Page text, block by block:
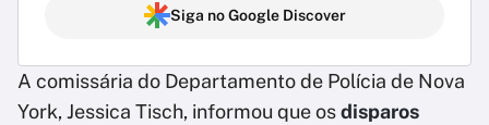
Siga no Google Discover
A comissária do Departamento de Polícia de Nova
York, Jessica Tisch, informou que osdisparos